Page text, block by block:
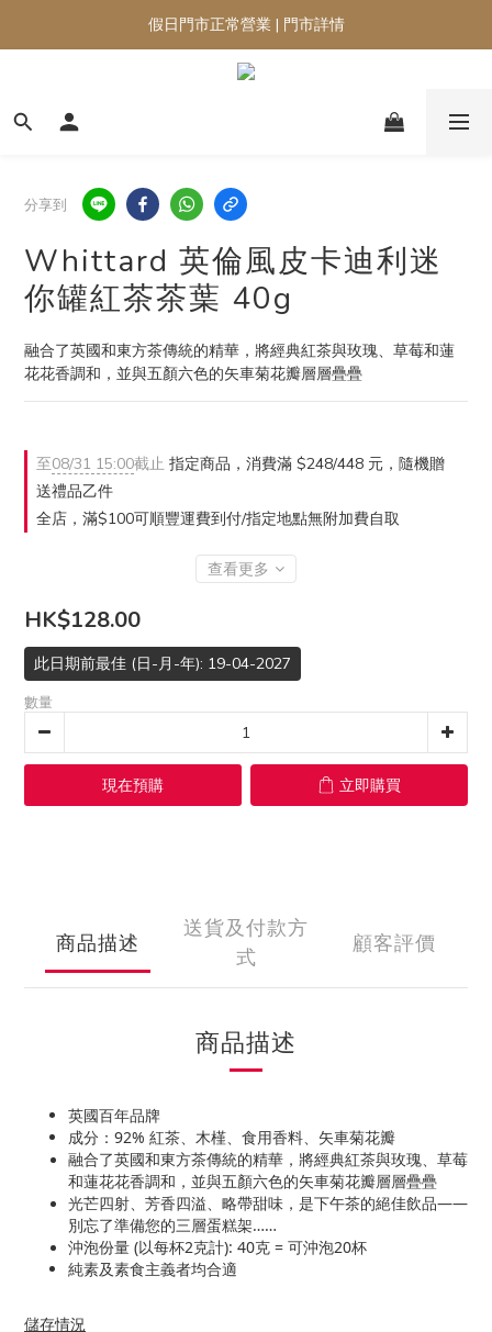
假日門市正常營業 | 門市詳情
分享到
Whittard 英倫風皮卡迪利迷
你罐紅茶茶葉 40g
融合了英國和東方茶傳統的精華，將經典紅茶與玫瑰、草莓和蓮
花花香調和，並與五顏六色的矢車菊花瓣層層疊疊
至08/31 15:00截止 指定商品，消費滿 $248/448 元，隨機贈
送禮品乙件
全店，滿$100可順豐運費到付/指定地點無附加費自取
查看更多
HK$128.00
此日期前最佳 (日-月-年): 19-04-2027
數量
現在預購 立即購買
商品描述
送貨及付款方
式
顧客評價
商品描述
英國百年品牌
成分：92% 紅茶、木槿、食用香料、矢車菊花瓣
融合了英國和東方茶傳統的精華，將經典紅茶與玫瑰、草莓
和蓮花花香調和，並與五顏六色的矢車菊花瓣層層疊疊
光芒四射、芳香四溢、略帶甜味，是下午茶的絕佳飲品——
別忘了準備您的三層蛋糕架……
沖泡份量 (以每杯2克計): 40克 = 可沖泡20杯
純素及素食主義者均合適
儲存情況